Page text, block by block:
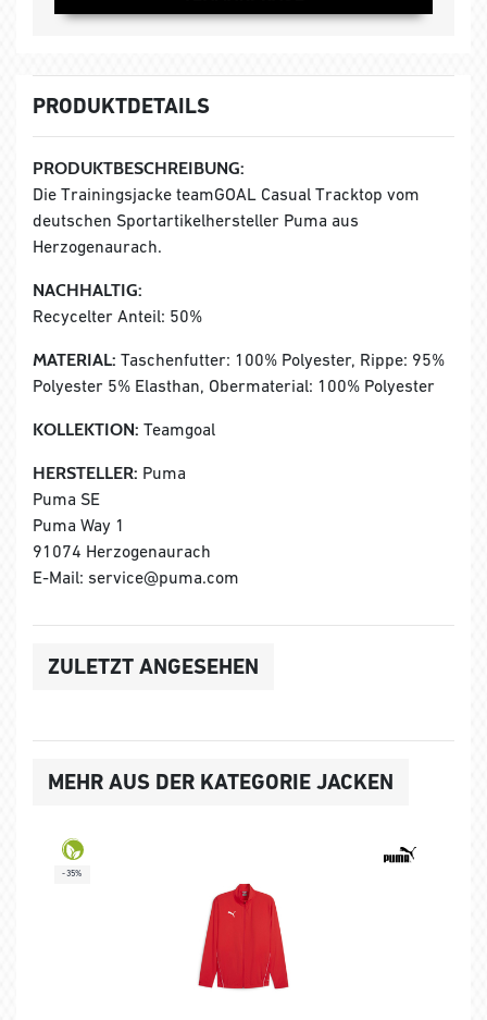
PRODUKTDETAILS
PRODUKTBESCHREIBUNG:
Die Trainingsjacke teamGOAL Casual Tracktop vom
deutschen Sportartikelhersteller Puma aus
Herzogenaurach.
NACHHALTIG:
Recycelter Anteil: 50%
MATERIAL: Taschenfutter: 100% Polyester, Rippe: 95%
Polyester 5% Elasthan, Obermaterial: 100% Polyester
KOLLEKTION: Teamgoal
HERSTELLER: Puma
Puma SE
Puma Way 1
91074 Herzogenaurach
E-Mail: service@puma.com
ZULETZT ANGESEHEN
MEHR AUS DER KATEGORIE JACKEN
-35%